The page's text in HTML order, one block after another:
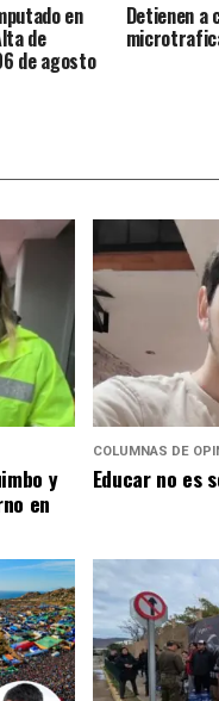
en
de
de agosto
Detienen a
y
en
COLUMNAS DE
Educar no es